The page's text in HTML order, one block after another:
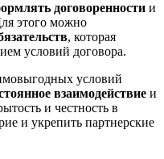
договоренности и
этого можно
, которая
условий договора.
условий
взаимодействие и
и честность в
и укрепить партнерские